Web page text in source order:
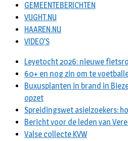
GEMEENTEBERICHTEN
VUGHT.NU
HAAREN.NU
VIDEO’S
Leyetocht 2026: nieuwe
60+ en nog zin om te
Buxusplanten in brand in
opzet
Spreidingswet asielzoekers:
Bericht voor de leden van
Valse collecte KVW